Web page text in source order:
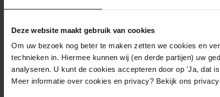
Deze website maakt gebruik van cookies
Om uw bezoek nog beter te maken zetten we cookies en
technieken in. Hiermee kunnen wij (en derde partijen) uw
analyseren. U kunt de cookies accepteren door op 'Ja, dat
Meer informatie over cookies en privacy? Bekijk ons
inv. nr. 401-600
593Bouw van een bedrijfsruimte, 1980